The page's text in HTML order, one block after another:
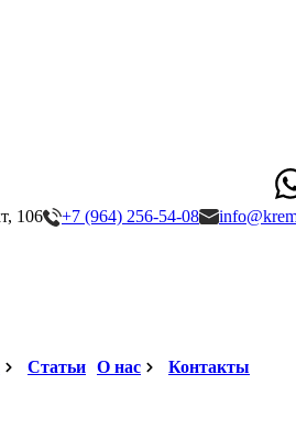
106 +7 (964) 256-54-08
Статьи О нас Контакты